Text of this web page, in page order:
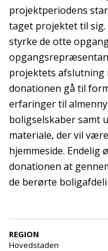
projektperiodens
taget projektet til
styrke de otte
projektets afslutning
donationen gå til
erfaringer til
boligselskaber samt
materiale, der vil
hjemmeside. Endelig
donationen at
de berørte
REGION
Hovedstaden